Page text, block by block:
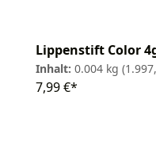
Lippenstift Color
Inhalt: 0.004 kg
7,99 €*